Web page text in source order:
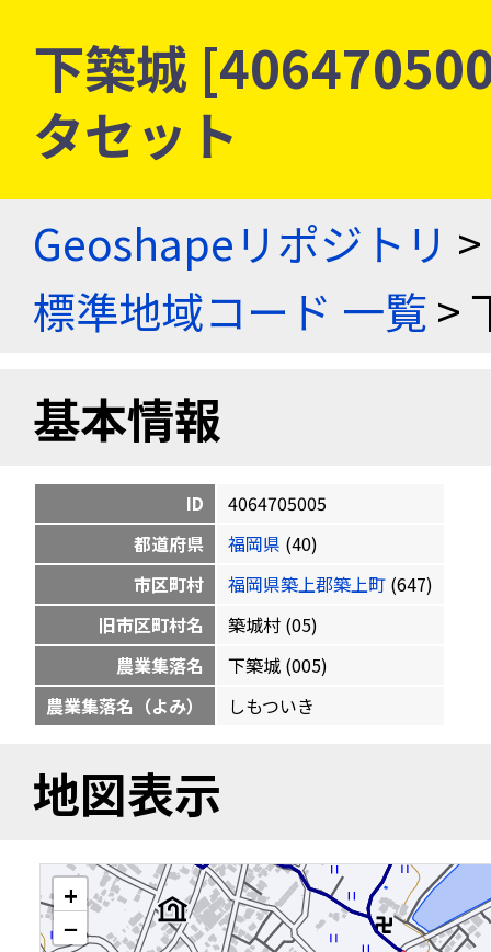
下築城
タセット
Geoshapeリポジトリ >
標準地域コード 一覧>
基本情報
ID
4064705005
都道府県
福岡県 (40)
市区町村
福岡県築上郡築上町 (647)
旧市区町村名
築城村 (05)
農業集落名
下築城 (005)
農業集落名（よみ）
しもついき
地図表示
+
−